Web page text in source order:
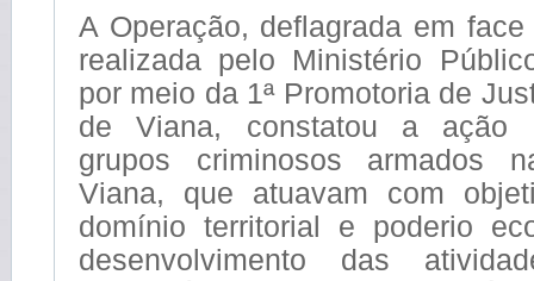
A Operação, deflagrada em
realizada pelo Ministério
por meio da 1ª Promotoria de
de Viana, constatou a ação
grupos criminosos armados
Viana, que atuavam com
domínio territorial e poderio
desenvolvimento das